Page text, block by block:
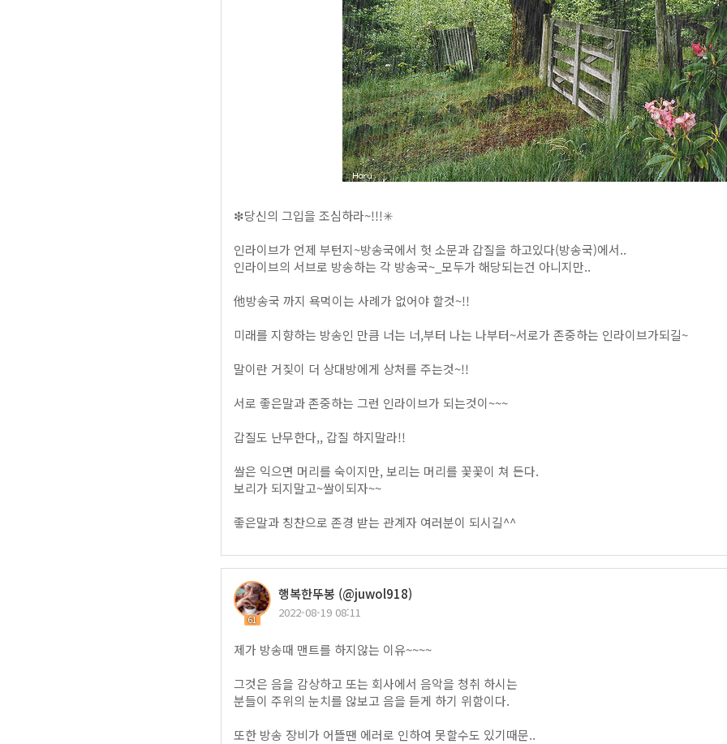
❇당신의 그입을 조심하라~!!!✳
인라이브가 언제 부턴지~방송국에서 헛 소문과 갑질을 하고있다(방송국)에서..
인라이브의 서브로 방송하는 각 방송국~_모두가 해당되는건 아니지만..
他방송국 까지 욕먹이는 사례가 없어야 할것~!!
미래를 지향하는 방송인 만큼 너는 너,부터 나는 나부터~서로가 존중하는 인라이브가되길~
말이란 거짖이 더 상대방에게 상처를 주는것~!!
서로 좋은말과 존중하는 그런 인라이브가 되는것이~~~
갑질도 난무한다,, 갑질 하지말라!!
쌀은 익으면 머리를 숙이지만, 보리는 머리를 꽃꽃이 쳐 든다.
보리가 되지말고~쌀이되자~~
좋은말과 칭찬으로 존경 받는 관계자 여러분이 되시길^^
61
행복한뚜봉 (@juwol918)
2022-08-19 08:11
제가 방송때 맨트를 하지않는 이유~~~~
그것은 음을 감상하고 또는 회사에서 음악을 청취 하시는
분들이 주위의 눈치를 않보고 음을 듣게 하기 위함이다.
또한 방송 장비가 어뜰땐 에러로 인하여 못할수도 있기때문..